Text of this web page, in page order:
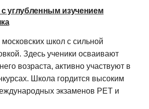
углубленным изучением
школ с сильной
Здесь ученики осваивают
возраста, активно участвуют в
Школа гордится высоким
экзаменов PET и